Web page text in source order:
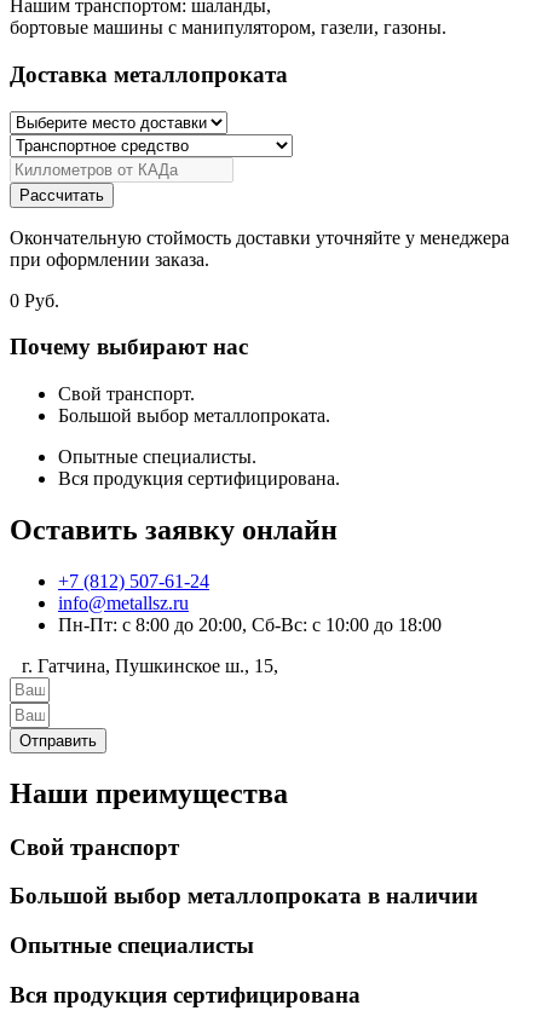
Нашим транспортом: шаланды,
бортовые машины с манипулятором, газели, газоны.
Доставка металлопроката
Рассчитать
Окончательную стоймость доставки уточняйте у менеджера
при оформлении заказа.
0 Руб.
Почему выбирают нас
Свой транспорт.
Большой выбор металлопроката.
Опытные специалисты.
Вся продукция сертифицирована.
Оставить заявку онлайн
+7 (812) 507-61-24
info@metallsz.ru
Пн-Пт: с 8:00 до 20:00, Сб-Вс: с 10:00 до 18:00
г. Гатчина, Пушкинское ш., 15,
Отправить
Наши преимущества
Свой транспорт
Большой выбор металлопроката в наличии
Опытные специалисты
Вся продукция сертифицирована